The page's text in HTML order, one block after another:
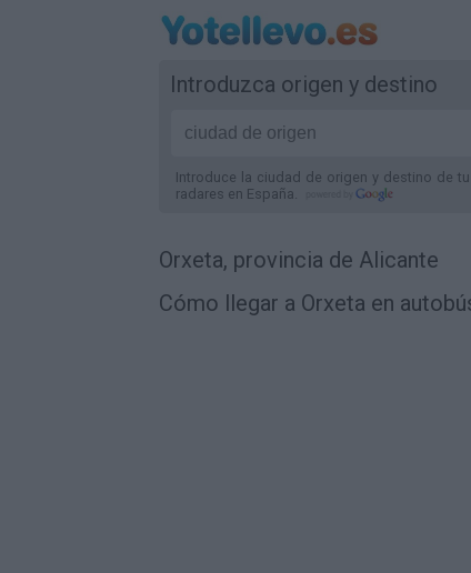
Introduzca origen y destino
Introduce la ciudad de origen y destino de
radares en España.
Orxeta, provincia de Alicante
Cómo llegar a Orxeta en